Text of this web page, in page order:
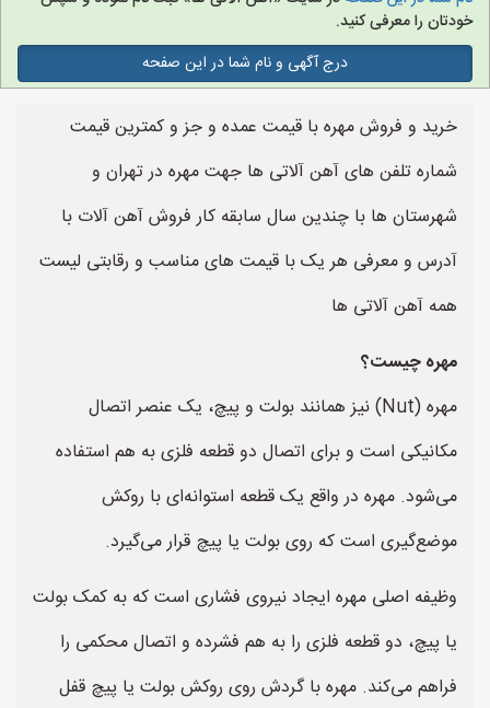
خودتان را معرفی کنید.
درج آگهی و نام شما در این صفحه
خرید و فروش مهره با قیمت عمده و جز و کمترین قیمت
شماره تلفن های آهن آلاتی ها جهت مهره در تهران و
شهرستان ها با چندین سال سابقه کار فروش آهن آلات با
آدرس و معرفی هر یک با قیمت های مناسب و رقابتی لیست
همه آهن آلاتی ها
مهره چیست؟
مهره (Nut) نیز همانند بولت و پیچ، یک عنصر اتصال
مکانیکی است و برای اتصال دو قطعه فلزی به هم استفاده
می‌شود. مهره در واقع یک قطعه استوانه‌ای با روکش
موضع‌گیری است که روی بولت یا پیچ قرار می‌گیرد.
وظیفه اصلی مهره ایجاد نیروی فشاری است که به کمک بولت
یا پیچ، دو قطعه فلزی را به هم فشرده و اتصال محکمی را
فراهم می‌کند. مهره با گردش روی روکش بولت یا پیچ قفل